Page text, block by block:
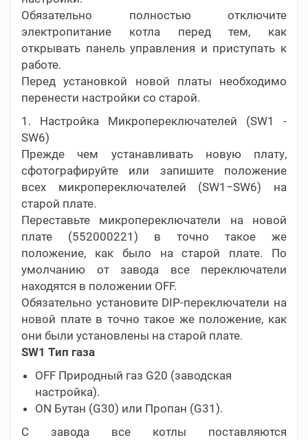
Обязательно полностью отключите
электропитание котла перед тем, как
открывать панель управления и приступать к
работе.
Перед установкой новой платы необходимо
перенести настройки со старой.
1. Настройка Микропереключателей (SW1 -
SW6)
Прежде чем устанавливать новую плату,
сфотографируйте или запишите положение
всех микропереключателей (SW1−SW6) на
старой плате.
Переставьте микропереключатели на новой
плате (552000221) в точно такое же
положение, как было на старой плате. По
умолчанию от завода все переключатели
находятся в положении OFF.
Обязательно установите DIP-переключатели на
новой плате в точно такое же положение, как
они были установлены на старой плате.
SW1 Тип газа
OFF Природный газ G20 (заводская
настройка).
ON Бутан (G30) или Пропан (G31).
С завода все котлы поставляются